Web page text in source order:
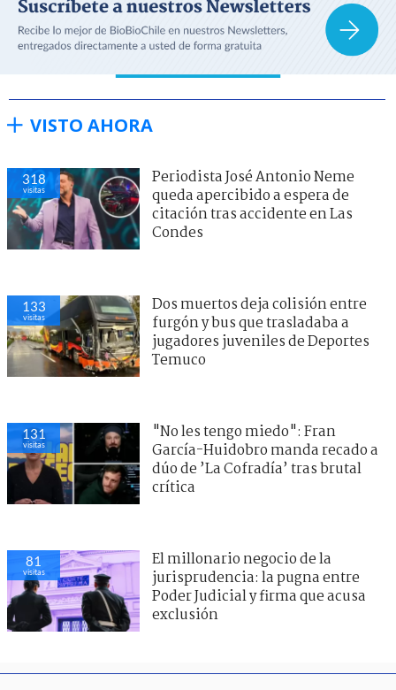
VISTO AHORA
318
visitas
Periodista José Antonio Neme
queda apercibido a espera de
citación tras accidente en Las
Condes
133
visitas
Dos muertos deja colisión entre
furgón y bus que trasladaba a
jugadores juveniles de Deportes
Temuco
131
visitas
"No les tengo miedo": Fran
García-Huidobro manda recado a
dúo de ’La Cofradía’ tras brutal
crítica
81
visitas
El millonario negocio de la
jurisprudencia: la pugna entre
Poder Judicial y firma que acusa
exclusión